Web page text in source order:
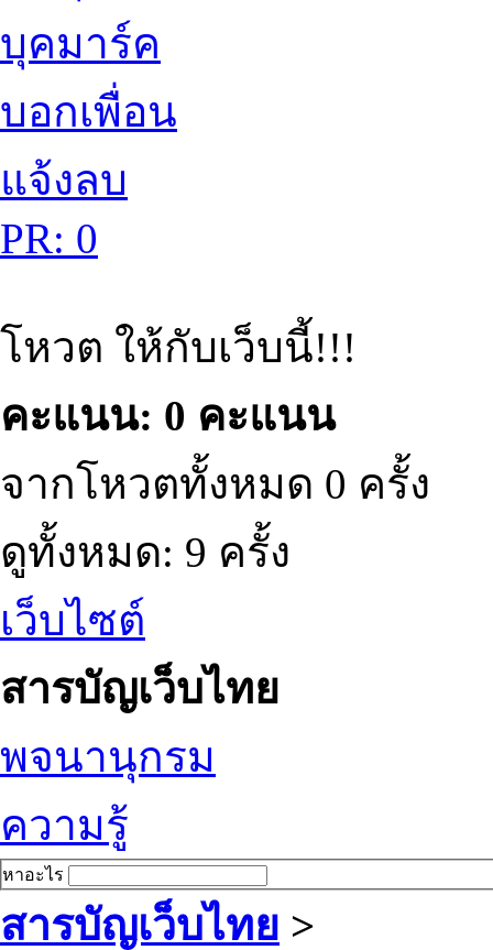
บุคมาร์ค
บอกเพื่อน
แจ้งลบ
PR: 0
โหวต ให้กับเว็บนี้!!!
คะแนน: 0 คะแนน
จากโหวตทั้งหมด 0 ครั้ง
ดูทั้งหมด: 9 ครั้ง
เว็บไซต์
สารบัญเว็บไทย
พจนานุกรม
ความรู้
หาอะไร
สารบัญเว็บไทย >